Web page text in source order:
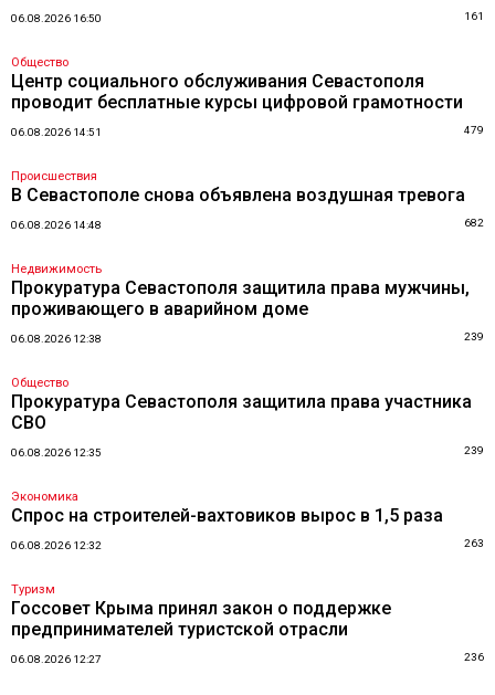
06.08.2026 16:50 161
Общество
Центр социального обслуживания Севастополя
проводит бесплатные курсы цифровой грамотности
06.08.2026 14:51 479
Происшествия
В Севастополе снова объявлена воздушная тревога
06.08.2026 14:48 682
Недвижимость
Прокуратура Севастополя защитила права мужчины,
проживающего в аварийном доме
06.08.2026 12:38 239
Общество
Прокуратура Севастополя защитила права участника
СВО
06.08.2026 12:35 239
Экономика
Спрос на строителей-вахтовиков вырос в 1,5 раза
06.08.2026 12:32 263
Туризм
Госсовет Крыма принял закон о поддержке
предпринимателей туристской отрасли
06.08.2026 12:27 236